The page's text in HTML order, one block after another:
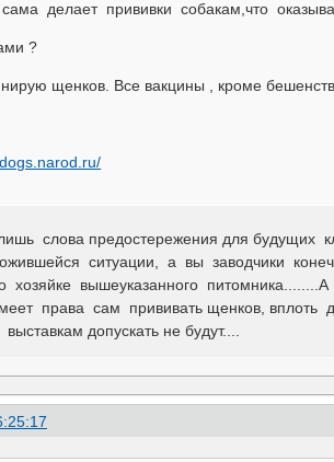
делает прививки собакам,что
?
щенков. Все вакцины , кроме
слова предостережения для
ситуации, а вы заводчики
хозяйке вышеуказанного
права сам прививать щенков, вплоть
допускать не будут....